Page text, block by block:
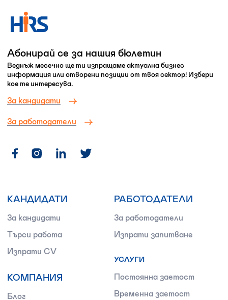
Абонирай се за нашия бюлетин
Веднъж месечно ще ти изпращаме актуална бизнес
информация или отворени позиции от твоя сектор! Избери
кое те интересува.
За кандидати
За работодатели
КАНДИДАТИ
За кандидати
Търси работа
Изпрати CV
КОМПАНИЯ
Блог
РАБОТОДАТЕЛИ
За работодатели
Изпрати запитване
УСЛУГИ
Постоянна заетост
Временна заетост